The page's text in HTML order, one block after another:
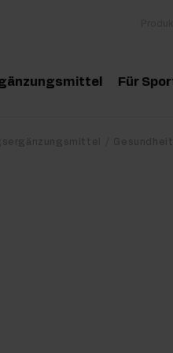
Für
Gesundheit